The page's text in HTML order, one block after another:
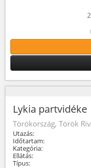
Lykia partvidéke
Törökország, Török
Utazás:
Időtartam:
Kategória:
Ellátás:
Típus: